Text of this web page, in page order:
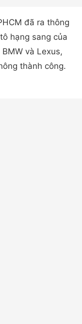
đã ra thông
hạng sang của
và Lexus,
thành công.